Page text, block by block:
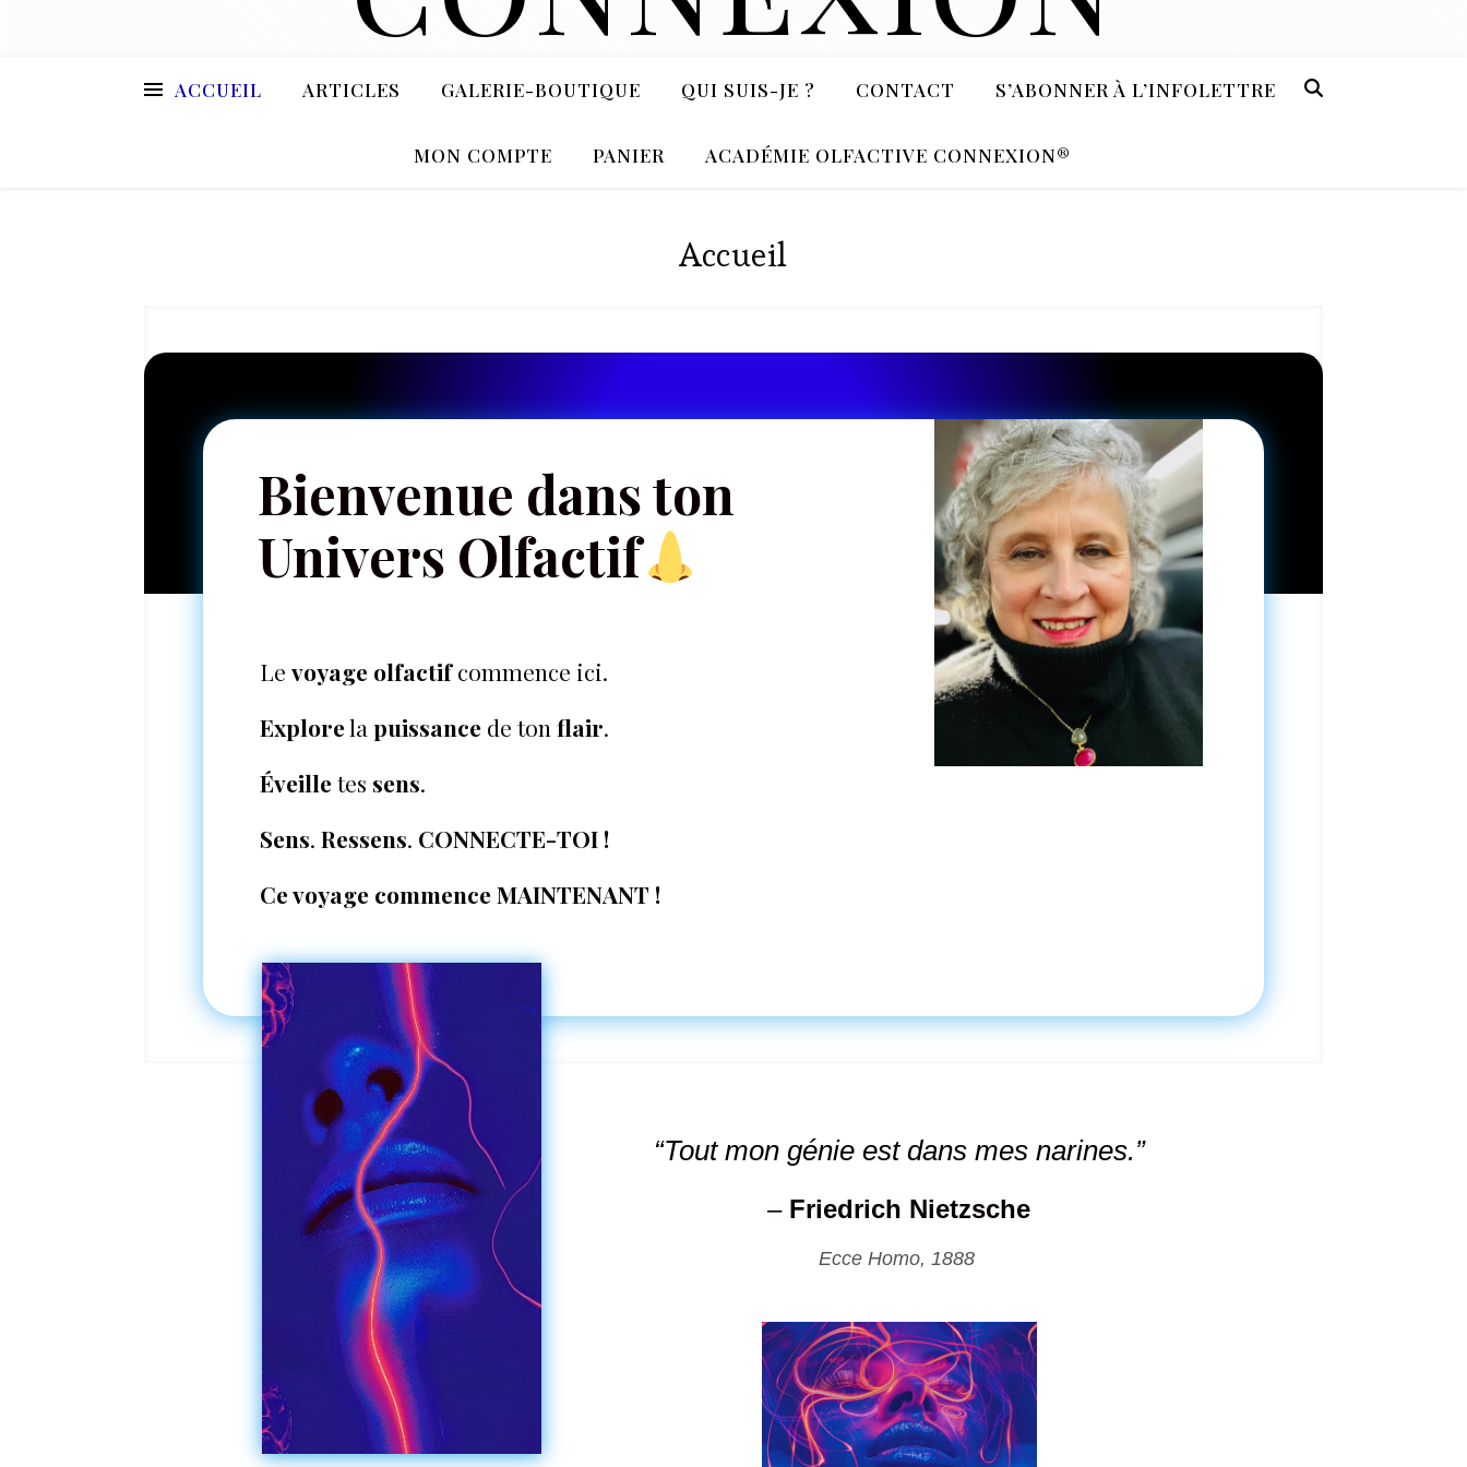
LA RÉVOLUTION OLFACTIVE COMMENCE ICI
ACCUEIL ARTICLES GALERIE-BOUTIQUE QUI SUIS-JE ? CONTACT S’ABONNER À L’INFOLETTRE
MON COMPTE PANIER ACADÉMIE OLFACTIVE CONNEXION®
Accueil
Bienvenue dans ton
Univers Olfactif
Le voyage olfactifcommence ici.
Explorela puissance de ton flair.
Éveilletes sens.
Sens. Ressens. CONNECTE-TOI !
Ce voyage commence MAINTENANT !
“Tout mon génie est dans mes narines.”
– Friedrich Nietzsche
Ecce Homo, 1888